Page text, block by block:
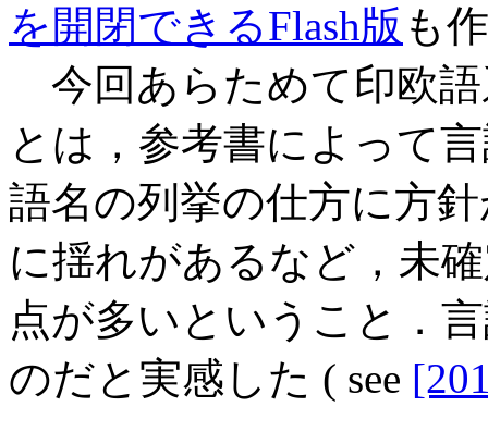
を開閉できるFlash版 も
今回あらためて印欧
とは，参考書によって
語名の列挙の仕方に方
に揺れがあるなど，未
点が多いということ．
のだと実感した ( see